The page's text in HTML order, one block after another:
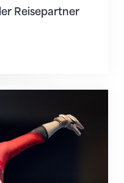
Reisepartner